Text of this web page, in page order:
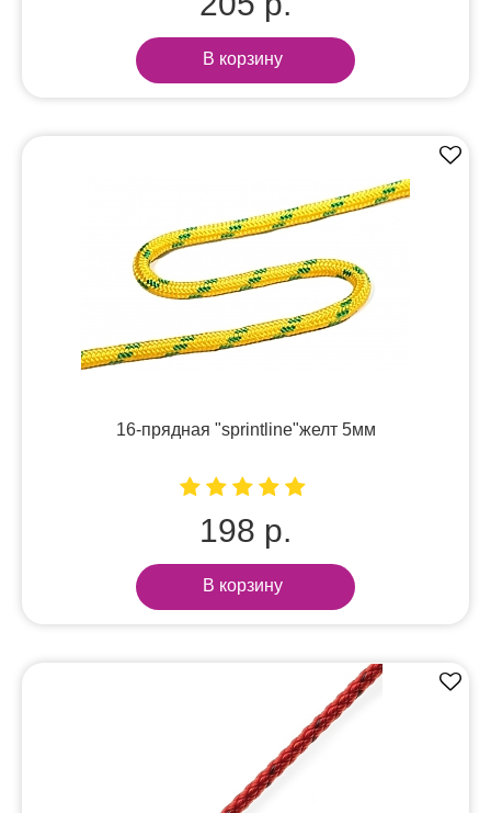
В корзину
16-прядная "sprintline"желт 5мм
198 р.
В корзину